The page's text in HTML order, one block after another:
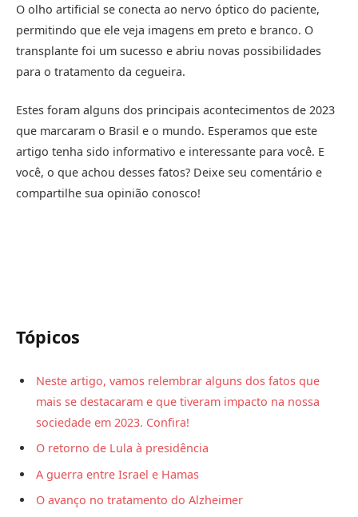
O olho artificial se conecta ao nervo óptico do paciente,
permitindo que ele veja imagens em preto e branco. O
transplante foi um sucesso e abriu novas possibilidades
para o tratamento da cegueira.
Estes foram alguns dos principais acontecimentos de 2023
que marcaram o Brasil e o mundo. Esperamos que este
artigo tenha sido informativo e interessante para você. E
você, o que achou desses fatos? Deixe seu comentário e
compartilhe sua opinião conosco!
Tópicos
Neste artigo, vamos relembrar alguns dos fatos que
mais se destacaram e que tiveram impacto na nossa
sociedade em 2023. Confira!
O retorno de Lula à presidência
A guerra entre Israel e Hamas
O avanço no tratamento do Alzheimer